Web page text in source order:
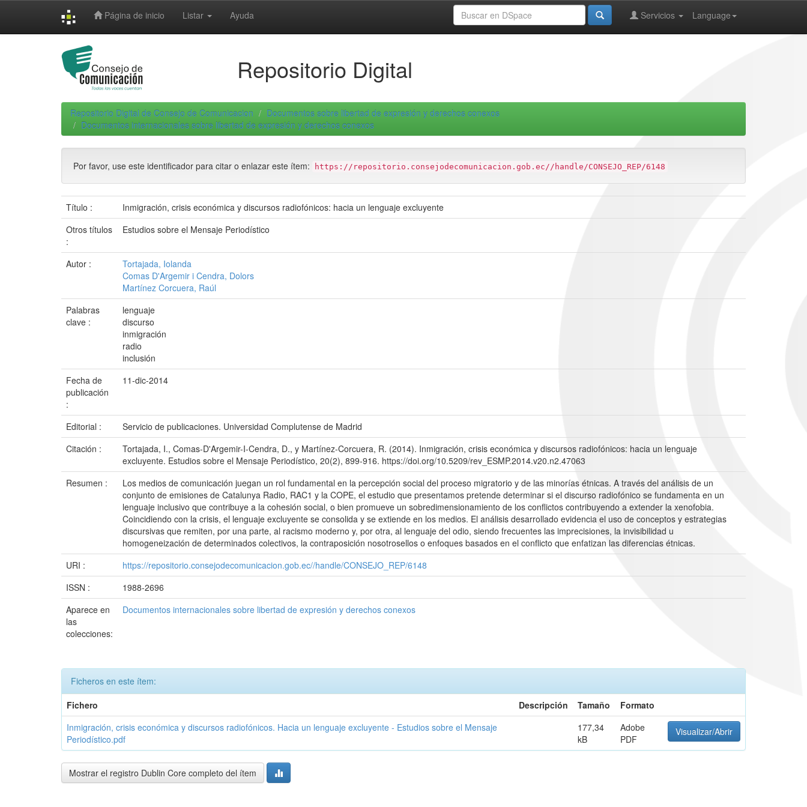
Página de inicio Listar Ayuda Language
Servicios
Repositorio Digital
Repositorio Digital de Consejo de Comunicacion
Documentos sobre libertad de expresión y derechos conexos
Documentos internacionales sobre libertad de expresión y derechos conexos
Por favor, use este identificador para citar o enlazar este ítem: https://repositorio.consejodecomunicacion.gob.ec//handle/CONSEJO_REP/6148
Título :
Inmigración, crisis económica y discursos radiofónicos: hacia un lenguaje excluyente
Otros títulos
:
Estudios sobre el Mensaje Periodístico
Autor :
Tortajada, Iolanda
Comas D'Argemir i Cendra, Dolors
Martínez Corcuera, Raúl
Palabras
clave :
lenguaje
discurso
inmigración
radio
inclusión
Fecha de
publicación
:
11-dic-2014
Editorial :
Servicio de publicaciones. Universidad Complutense de Madrid
Citación :
Tortajada, I., Comas-D'Argemir-I-Cendra, D., y Martínez-Corcuera, R. (2014). Inmigración, crisis económica y discursos radiofónicos: hacia un lenguaje
excluyente. Estudios sobre el Mensaje Periodístico, 20(2), 899-916. https://doi.org/10.5209/rev_ESMP.2014.v20.n2.47063
Resumen :
Los medios de comunicación juegan un rol fundamental en la percepción social del proceso migratorio y de las minorías étnicas. A través del análisis de un
conjunto de emisiones de Catalunya Radio, RAC1 y la COPE, el estudio que presentamos pretende determinar si el discurso radiofónico se fundamenta en un
lenguaje inclusivo que contribuye a la cohesión social, o bien promueve un sobredimensionamiento de los conflictos contribuyendo a extender la xenofobia.
Coincidiendo con la crisis, el lenguaje excluyente se consolida y se extiende en los medios. El análisis desarrollado evidencia el uso de conceptos y estrategias
discursivas que remiten, por una parte, al racismo moderno y, por otra, al lenguaje del odio, siendo frecuentes las imprecisiones, la invisibilidad u
homogeneización de determinados colectivos, la contraposición nosotrosellos o enfoques basados en el conflicto que enfatizan las diferencias étnicas.
URI :
https://repositorio.consejodecomunicacion.gob.ec//handle/CONSEJO_REP/6148
ISSN :
1988-2696
Aparece en
las
colecciones:
Documentos internacionales sobre libertad de expresión y derechos conexos
Ficheros en este ítem:
Fichero
Descripción Tamaño
Formato
Inmigración, crisis económica y discursos radiofónicos. Hacia un lenguaje excluyente - Estudios sobre el Mensaje
Periodístico.pdf
177,34
kB
Adobe
PDF
Visualizar/Abrir
Mostrar el registro Dublin Core completo del ítem